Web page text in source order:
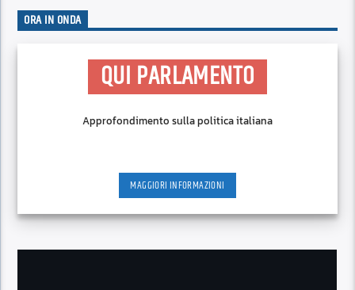
ORA IN ONDA
QUI PARLAMENTO
Approfondimento sulla politica italiana
MAGGIORI INFORMAZIONI